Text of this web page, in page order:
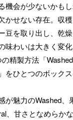
会が少ないかもし
かせない存在。収
豆を取り出し、乾
わいは大きく変化
精製方法「Washed
をひとつのボック
が魅力のWashed、
、甘さとなめらか